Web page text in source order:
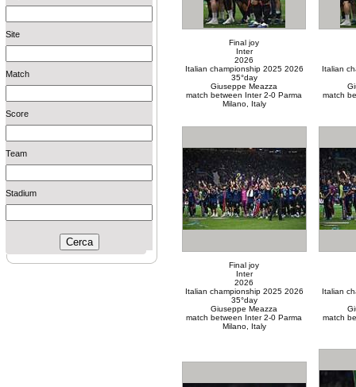
Site
Match
Score
Team
Stadium
Final joy
Inter
2026
Italian championship 2025 2026
35°day
Giuseppe Meazza
match between Inter 2-0 Parma
Milano, Italy
Italian
match
Final joy
Inter
2026
Italian championship 2025 2026
35°day
Giuseppe Meazza
match between Inter 2-0 Parma
Milano, Italy
Italian
match